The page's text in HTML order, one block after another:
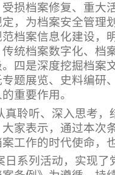
损档案修复、重大
，为档案安全管理
档案信息化建设，
统档案数字化、档
四是深度挖掘档案
题展览、史料编研
重要作用。
真聆听、深入思考
家表示，通过本次
工作的时代使命，
日系列活动，实现